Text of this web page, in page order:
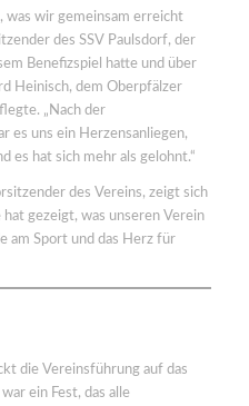
was wir gemeinsam erreicht
des SSV Paulsdorf, der
Benefizspiel hatte und über
Heinisch, dem Oberpfälzer
„Nach der
es uns ein Herzensanliegen,
es hat sich mehr als gelohnt.“
des Vereins, zeigt sich
hat gezeigt, was unseren Verein
am Sport und das Herz für
die Vereinsführung auf das
ein Fest, das alle